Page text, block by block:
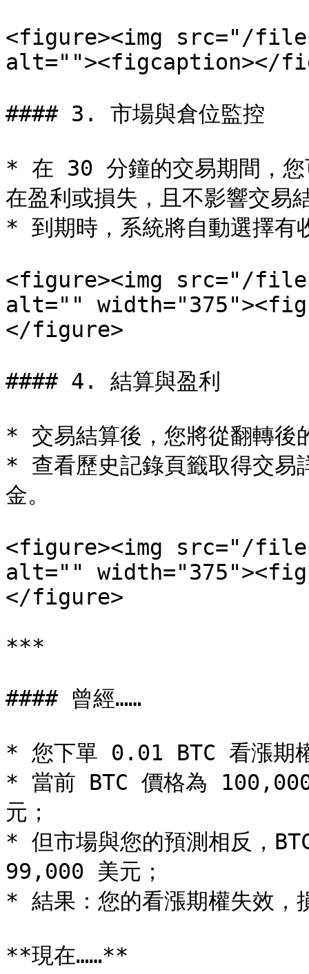
<figure><img src="/files/
alt=""><figcaption></
#### 3. 市場與倉位監控
* 在 30 分鐘的交易期間，您
在盈利或損失，且不影響交易
* 到期時，系統將自動選擇有
<figure><img src="/files/
alt=""
</figure>
#### 4. 結算與盈利
* 交易結算後，您將從翻轉後
* 查看歷史記錄頁籤取得交易
金。
<figure><img src="/files/
alt=""
</figure>
***
#### 曾經……
* 您下單 0.01 BTC 看漲期
* 當前 BTC 價格為
元；
* 但市場與您的預測相反，
99,000 美元；
* 結果：您的看漲期權失效，
**現在……**